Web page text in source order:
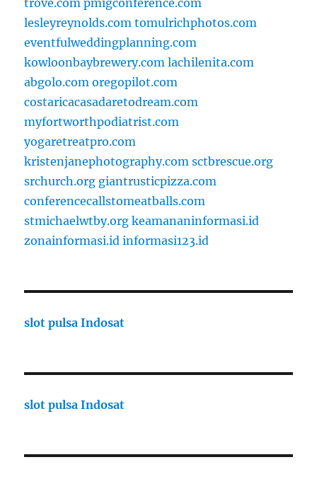
trove.com pmigconference.com
lesleyreynolds.com tomulrichphotos.com
eventfulweddingplanning.com
kowloonbaybrewery.com lachilenita.com
abgolo.com oregopilot.com
costaricacasadaretodream.com
myfortworthpodiatrist.com
yogaretreatpro.com
kristenjanephotography.com sctbrescue.org
srchurch.org giantrusticpizza.com
conferencecallstomeatballs.com
stmichaelwtby.org keamananinformasi.id
zonainformasi.id informasi123.id
slot pulsa Indosat
slot pulsa Indosat